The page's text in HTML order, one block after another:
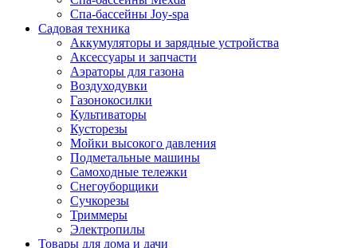
Спа-бассейны Joy-spa
Садовая техника
Аккумуляторы и зарядные устройства
Аксессуары и запчасти
Аэраторы для газона
Воздуходувки
Газонокосилки
Культиваторы
Кусторезы
Мойки высокого давления
Подметальные машины
Самоходные тележки
Снегоуборщики
Сучкорезы
Триммеры
Электропилы
Товары для дома и дачи